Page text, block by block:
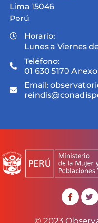
Lima 15046
Perú
Horario:
Lunes a Viernes
Teléfono:
01 630 5170
Email:
© 2023